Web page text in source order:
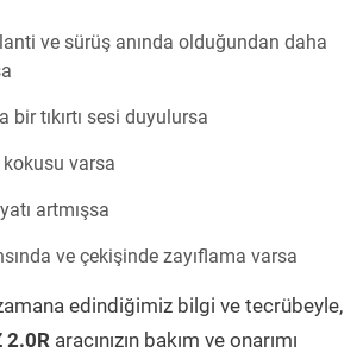
ve sürüş anında olduğundan daha
bir tıkırtı sesi duyulursa
varsa
artmışsa
ve çekişinde zayıflama varsa
edindiğimiz bilgi ve tecrübeyle,
2.0R aracınızın bakım ve onarımı